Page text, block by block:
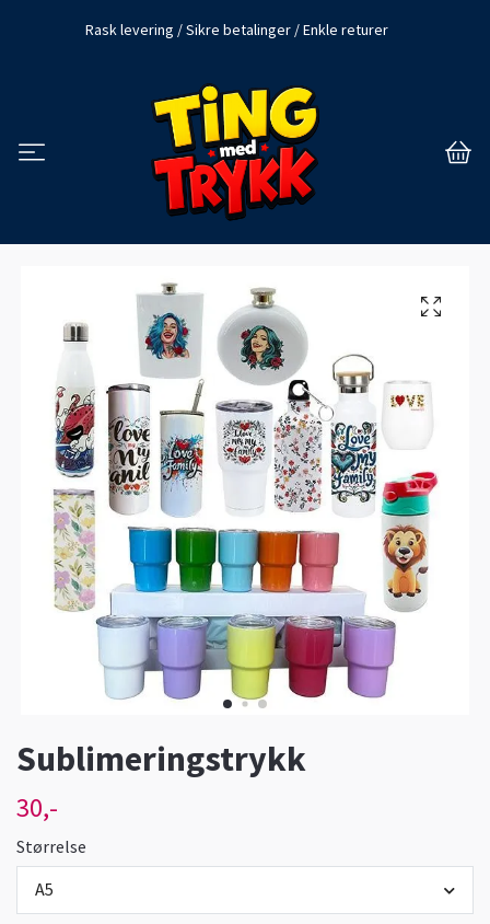
Rask levering / Sikre betalinger / Enkle returer
Sublimeringstrykk
30,-
Størrelse
A5